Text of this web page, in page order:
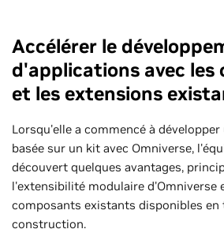
Accélérer le
d'applications avec les
et les extensions
Lorsqu'elle a commencé à
basée sur un kit avec Omniverse,
découvert quelques avantages,
l'extensibilité modulaire d'Omniverse
composants existants disponibles en
construction.